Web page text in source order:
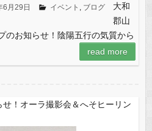
6月29日 イベント , ブログ
大和
郡山
のお知らせ！陰陽五行の気質から
read more
！オーラ撮影会＆へそヒーリン